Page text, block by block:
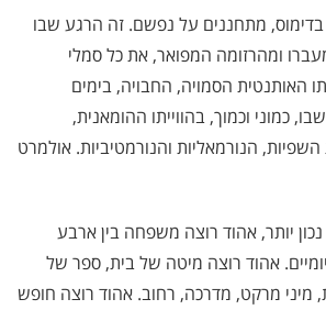
מתחננים על נפשם. זה הרגע שבו
ומהרזומה המפואר, את כל סמלי
האותנטית הסמויה, החבויה, בימים
כמוני וכמוך, בהווייתו ההומאנית,
הנורמאליות והנורמטיביות. אולמרט
יותר, אהוד רוצה משפחה בין ארבע
אהוד רוצה מיטה של בית, ספר של
מיני מרקט, מדרכה, רחוב. אהוד רוצה חופש